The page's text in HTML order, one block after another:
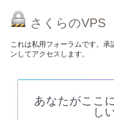
さくらのVPS
これは私用フォーラムです。
ンしてアクセスします。
あなたがここ
し